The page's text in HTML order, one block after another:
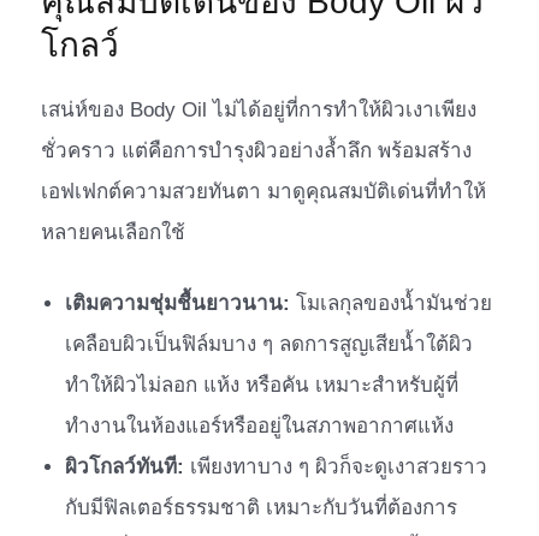
โกลว์
เสน่ห์ของ Body Oil ไม่ได้อยู่ที่การทำให้ผิวเงาเพียง
ชั่วคราว แต่คือการบำรุงผิวอย่างล้ำลึก พร้อมสร้าง
เอฟเฟกต์ความสวยทันตา มาดูคุณสมบัติเด่นที่ทำให้
หลายคนเลือกใช้
เติมความชุ่มชื้นยาวนาน: โมเลกุลของน้ำมันช่วย
เคลือบผิวเป็นฟิล์มบาง ๆ ลดการสูญเสียน้ำใต้ผิว
ทำให้ผิวไม่ลอก แห้ง หรือคัน เหมาะสำหรับผู้ที่
ทำงานในห้องแอร์หรืออยู่ในสภาพอากาศแห้ง
ผิวโกลว์ทันที: เพียงทาบาง ๆ ผิวก็จะดูเงาสวยราว
กับมีฟิลเตอร์ธรรมชาติ เหมาะกับวันที่ต้องการ